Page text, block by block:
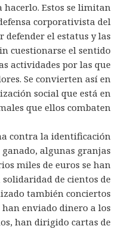
hacerlo. Estos se limitan
corporativista del
defender el estatus y las
cuestionarse el sentido
actividades por las que
Se convierten así en
social que está en
que ellos combaten.
contra la identificación
algunas granjas
miles de euros se han
de cientos de
también conciertos
han enviado dinero a los
han dirigido cartas de